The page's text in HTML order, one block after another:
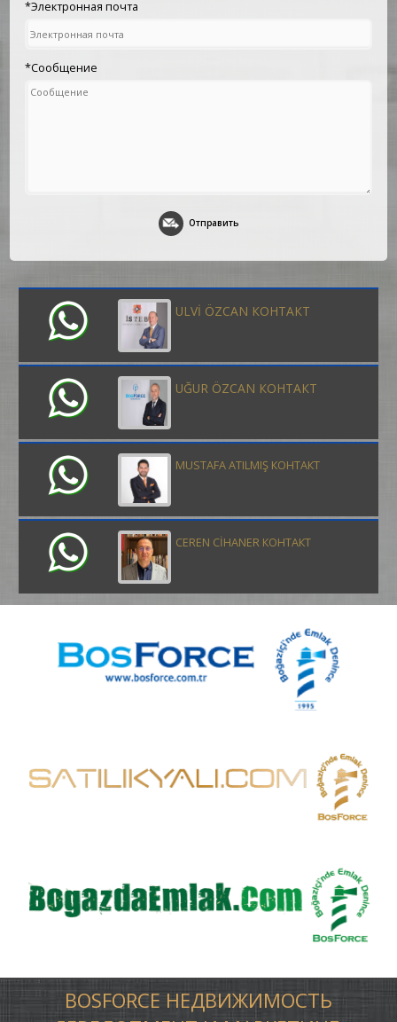
*Электронная почта
*Сообщение
Отправить
ULVİ ÖZCAN КОНТАКТ
UĞUR ÖZCAN КОНТАКТ
MUSTAFA ATILMIŞ КОНТАКТ
CEREN CİHANER КОНТАКТ
BOSFORCE НЕДВИЖИМОСТЬ